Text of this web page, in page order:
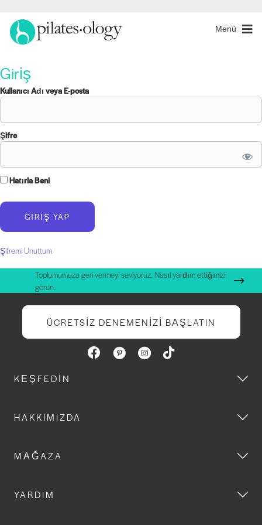
Menü
Giriş
Kullanıcı Adı veya E-posta
Şifre
Hatırla Beni
Şifremi Unuttum
Toplumumuza geri vermeyi seviyoruz. Nasıl yardım ettiğimizi
görün.
ÜCRETSIZ DENEMENIZI BAŞLATIN
KEŞFEDIN
HAKKIMIZDA
MAĞAZA
YARDIM